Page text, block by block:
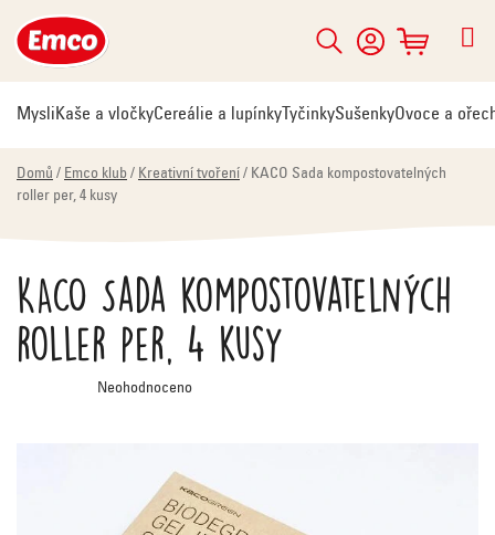
na
obsah
Hledat
NÁKUPNÍ
KOŠÍK
MysliKaše a vločkyCereálie a lupínky TyčinkySušenkyOvoce a
Domů / Emco klub / Kreativní tvoření / KACO Sada kompostovatelných
roller per, 4 kusy
KACO Sada kompostovatelných
roller per, 4 kusy
Průměrné
hodnocení
Neohodnoceno